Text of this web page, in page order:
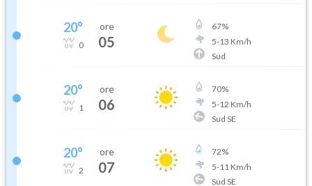
20°
0
ore
05
67%
5-13 Km/h
Sud
20°
1
ore
06
70%
5-12 Km/h
Sud SE
20°
2
ore
07
72%
5-11 Km/h
Sud SE